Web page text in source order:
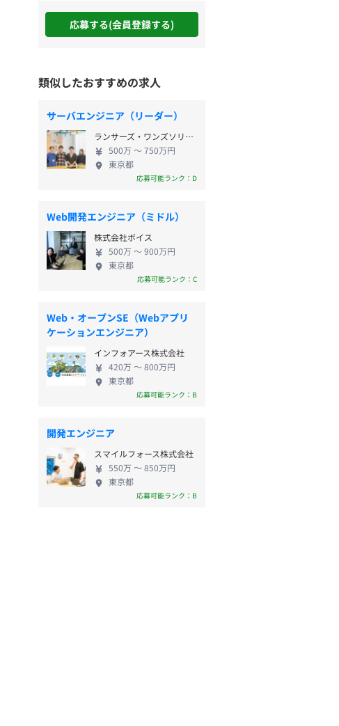
応募する(会員登録する)
類似したおすすめの求人
サーバエンジニア（リーダー）
ランサーズ・ワンズソリューション株式会社
500万 〜 750万円
東京都
応募可能ランク：D
Web開発エンジニア（ミドル）
株式会社ボイス
500万 〜 900万円
東京都
応募可能ランク：C
Web・オープンSE（Webアプリ
ケーションエンジニア）
インフォアース株式会社
420万 〜 800万円
東京都
応募可能ランク：B
開発エンジニア
スマイルフォース株式会社
550万 〜 850万円
東京都
応募可能ランク：B